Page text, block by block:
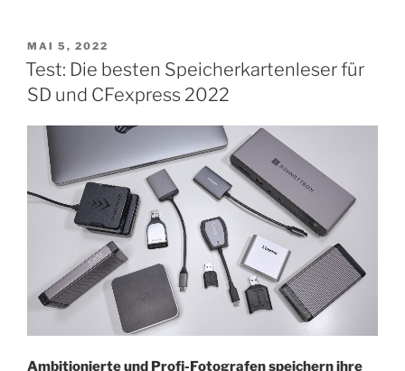
VERÖFFENTLICHT
AM
MAI 5, 2022
Test: Die besten Speicherkartenleser für
SD und CFexpress 2022
Ambitionierte und Profi-Fotografen speichern ihre